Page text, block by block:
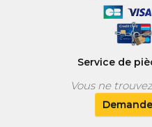
Service de
Vous ne